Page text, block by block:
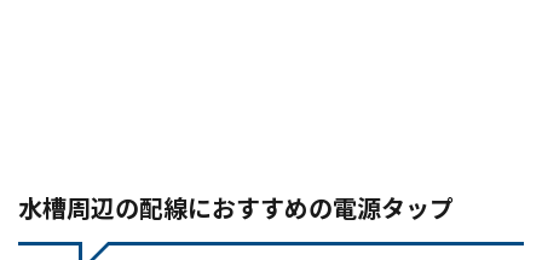
水槽周辺の配線におすすめの電源タップ